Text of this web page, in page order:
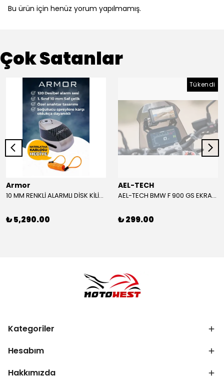
Bu ürün için henüz yorum yapılmamış.
Çok Satanlar
Armor
10 MM RENKLİ ALARMLI DİSK KİLİDİ YENİ VERSİYON
₺ 5,290.00
Tükendi
AEL-TECH
AEL-TECH BMW F 900 GS EKRAN/GÖSTERGE KORUYUCU 2024-2025
₺ 299.00
Kategoriler
Hesabım
Hakkımızda